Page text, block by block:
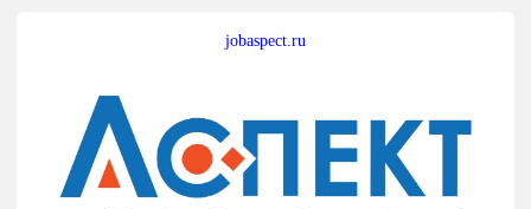
jobaspect.ru